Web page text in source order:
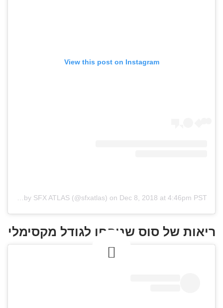
View this post on Instagram
on Dec 8, 2018 at 4:46pm PST
ריאות של סוס שנופחו לגודל מקסימלי